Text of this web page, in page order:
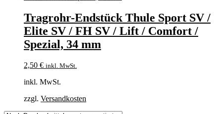
Tragrohr-Endstück Thule Sport SV /
Elite SV / FH SV / Lift / Comfort /
Spezial, 34 mm
2,50 € inkl. MwSt.
inkl. MwSt.
zzgl. Versandkosten